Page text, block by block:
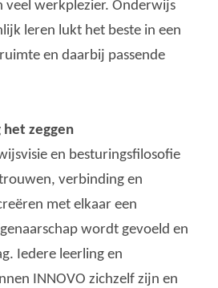
veel werkplezier. Onderwijs
leren lukt het beste in een
en daarbij passende
zeggen
en besturingsfilosofie
verbinding en
met elkaar een
wordt gevoeld en
Iedere leerling en
INNOVO zichzelf zijn en